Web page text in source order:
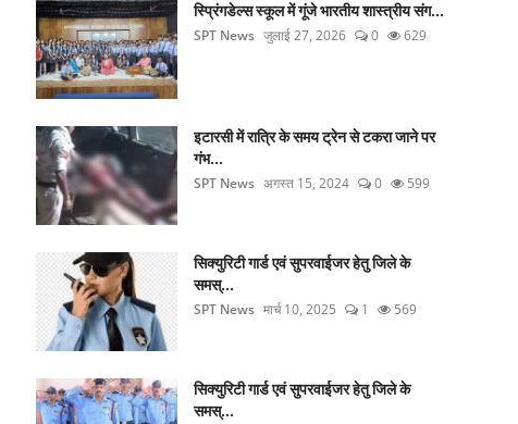
स्प्रिंगडेल्स स्कूल में गूंजे भारतीय शास्त्रीय संग...
SPT News जुलाई 27, 2026 0 629
इटारसी में रात्रि के समय ट्रेन से टकरा जाने पर
गंभ...
SPT News अगस्त 15, 2024 0 599
सिक्‍युरिटी गार्ड एवं सुपरवाईजर हेतु जिले के
समस्...
SPT News मार्च 10, 2025 1 569
सिक्‍युरिटी गार्ड एवं सुपरवाईजर हेतु जिले के
समस्...